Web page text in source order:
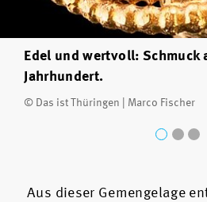
Edel und wertvoll: Schmuck
Jahrhundert.
© Das ist Thüringen | Marco Fischer
Aus dieser Gemengelage